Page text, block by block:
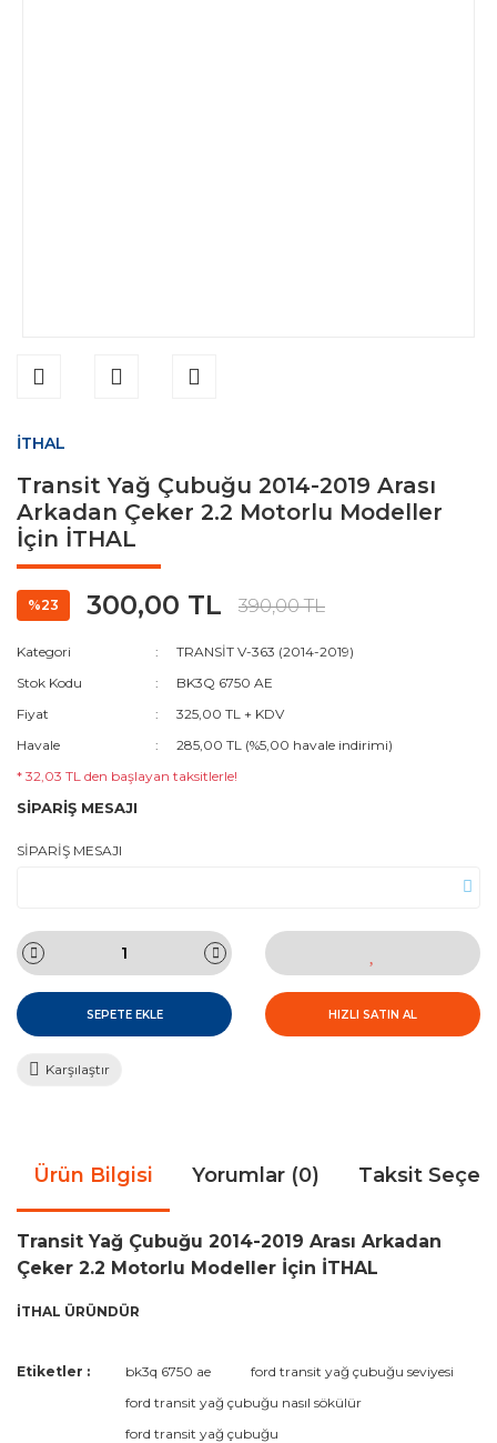
İTHAL
Transit Yağ Çubuğu 2014-2019 Arası
Arkadan Çeker 2.2 Motorlu Modeller
İçin İTHAL
%23 300,00 TL 390,00 TL
Kategori
TRANSİT V-363 (2014-2019)
Stok Kodu
BK3Q 6750 AE
Fiyat
325,00 TL + KDV
Havale
285,00 TL (%5,00 havale indirimi)
* 32,03 TL den başlayan taksitlerle!
SİPARİŞ MESAJI
SİPARİŞ MESAJI
SEPETE EKLE HIZLI SATIN AL
Karşılaştır
Ürün Bilgisi Yorumlar (0) Taksit
Transit Yağ Çubuğu 2014-2019 Arası Arkadan
Çeker 2.2 Motorlu Modeller İçin İTHAL
İTHAL ÜRÜNDÜR
Bu ürüne ilk yorumu siz yapın!
Bu ürünün fiyat bilgisi, resim, ürün açıklamalarında ve diğer
kullanarak tarafımıza iletebilirsiniz.
Görüş ve önerileriniz için teşekkür ederiz.
Etiketler : bk3q 6750 ae
ford transit yağ çubuğu seviyesi
ford transit yağ çubuğu nasıl sökülür
ford transit yağ çubuğu